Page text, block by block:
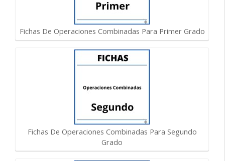
Fichas De Operaciones Combinadas Para Primer Grado
Fichas De Operaciones Combinadas Para Segundo
Grado